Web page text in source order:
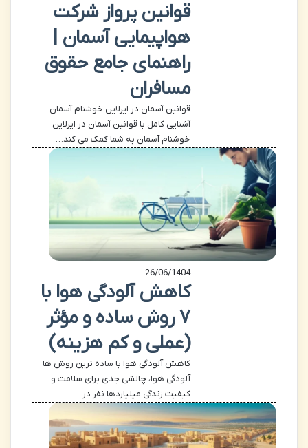
قوانین پرواز شرکت
هواپیمایی آسمان |
راهنمای جامع حقوق
مسافران
قوانین آسمان در ایرلاین خوشنام آسمان
آشنایی کامل با قوانین آسمان در ایرلاین
خوشنام آسمان به شما کمک می کند…
26/06/1404
کاهش آلودگی هوا با
۷ روش ساده و مؤثر
(عملی و کم هزینه)
کاهش آلودگی هوا با ساده ترین روش ها
آلودگی هوا، چالشی جدی برای سلامت و
کیفیت زندگی میلیاردها نفر در…